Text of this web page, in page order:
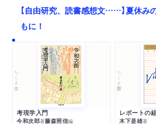
【自由研究、読書感想文……】夏休み
もに！
ちくま文庫
考現学入門
今和次郎著藤森照信編
ちくま学芸文庫
レポートの
木下是雄著